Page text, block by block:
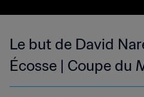
Le but de David
Écosse | Coupe du
FIFA, Espagne